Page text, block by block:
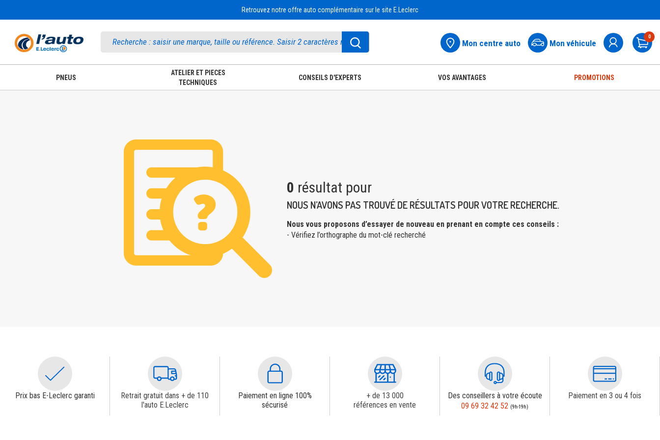
Retrouvez notre offre auto complémentaire sur le site E.Leclerc
Mon centre auto Mon véhicule
0
PNEUS
ATELIER ET PIECES
TECHNIQUES
CONSEILS D'EXPERTS VOS AVANTAGES PROMOTIONS
0 résultat pour
NOUS N’AVONS PAS TROUVÉ DE RÉSULTATS POUR VOTRE RECHERCHE.
Nous vous proposons d’essayer de nouveau en prenant en compte ces conseils :
- Vérifiez l’orthographe du mot-clé recherché
Prix bas E-Leclerc garanti
Retrait gratuit dans + de 110
l'auto E.Leclerc
Paiement en ligne 100%
sécurisé
+ de 13 000
références en vente
Des conseillers à votre écoute
09 69 32 42 52 (9h-19h)
Paiement en 3 ou 4 fois